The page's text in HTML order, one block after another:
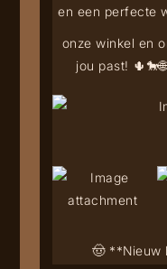
🤠 **Nieuw
en een perfecte
onze winkel en
jou past! 🌵🐎